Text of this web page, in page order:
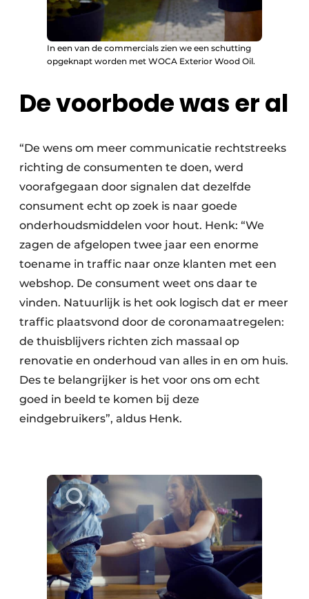
In een van de commercials zien we een schutting
opgeknapt worden met WOCA Exterior Wood Oil.
De voorbode was er al
“De wens om meer communicatie rechtstreeks
richting de consumenten te doen, werd
voorafgegaan door signalen dat dezelfde
consument echt op zoek is naar goede
onderhoudsmiddelen voor hout. Henk: “We
zagen de afgelopen twee jaar een enorme
toename in traffic naar onze klanten met een
webshop. De consument weet ons daar te
vinden. Natuurlijk is het ook logisch dat er meer
traffic plaatsvond door de coronamaatregelen:
de thuisblijvers richten zich massaal op
renovatie en onderhoud van alles in en om huis.
Des te belangrijker is het voor ons om echt
goed in beeld te komen bij deze
eindgebruikers”, aldus Henk.